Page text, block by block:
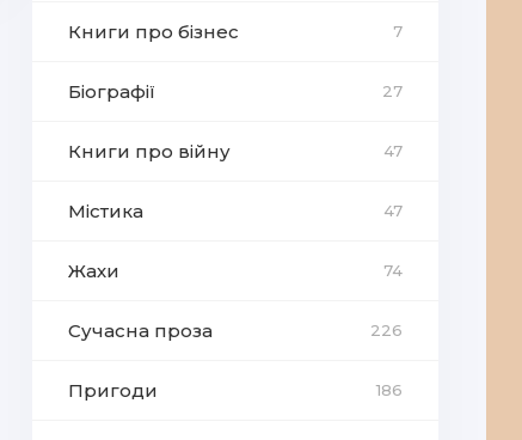
Книги про бізнес 7
Біографії 27
Книги про війну 47
Містика 47
Жахи 74
Сучасна проза 226
Пригоди 186